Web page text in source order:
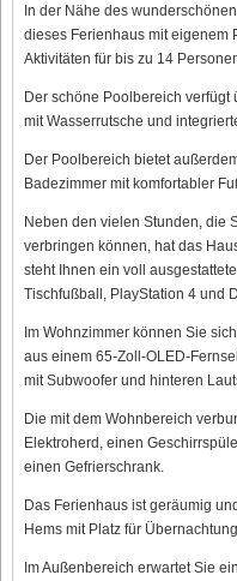
In der Nähe des
dieses Ferienhaus mit eigenem
Aktivitäten für bis zu 14
Der schöne Poolbereich verfügt
mit Wasserrutsche und
Der Poolbereich bietet
Badezimmer mit komfortabler
Neben den vielen Stunden, die
verbringen können, hat das
steht Ihnen ein voll
Tischfußball, PlayStation 4 und
Im Wohnzimmer können Sie
aus einem 65-Zoll-OLED-
mit Subwoofer und hinteren
Die mit dem Wohnbereich
Elektroherd, einen
einen Gefrierschrank.
Das Ferienhaus ist geräumig
Hems mit Platz für
Im Außenbereich erwartet Sie